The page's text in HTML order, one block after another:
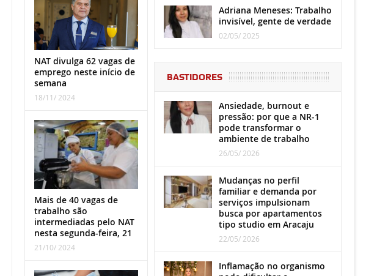
NAT divulga 62 vagas de
emprego neste início de
semana
18/11/ 2024
Mais de 40 vagas de
trabalho são
intermediadas pelo NAT
nesta segunda-feira, 21
21/10/ 2024
Adriana Meneses: Trabalho
invisível, gente de verdade
02/05/ 2025
BASTIDORES
Ansiedade, burnout e
pressão: por que a NR-1
pode transformar o
ambiente de trabalho
26/05/ 2026
Mudanças no perfil
familiar e demanda por
serviços impulsionam
busca por apartamentos
tipo studio em Aracaju
22/05/ 2026
Inflamação no organismo